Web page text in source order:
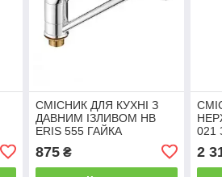
СМІСНИК ДЛЯ КУХНІ З
ДАВНИМ ІЗЛИВОМ HB
ERIS 555 ГАЙКА
875₴
021
2